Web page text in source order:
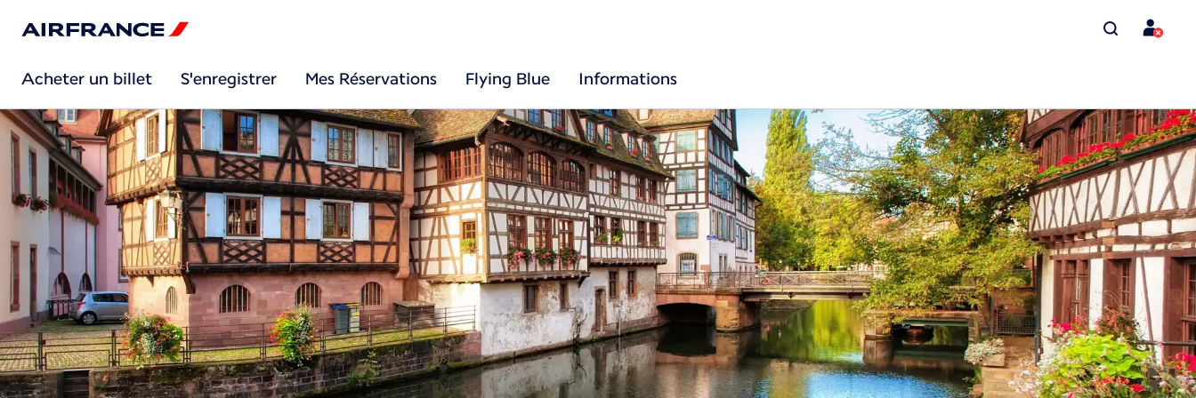
Acheter un billet S'enregistrer Mes Réservations Flying Blue Informations